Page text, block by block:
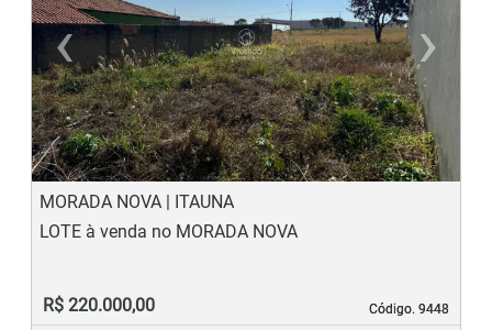
‹
Previous
›
MORADA NOVA | ITAUNA
Código. 9448
Código. 9448
LOTE à venda no MORADA NOVA
R$ 220.000,00